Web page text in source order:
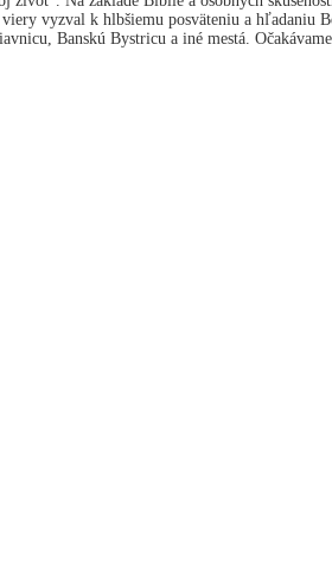
vyzval k hlbšiemu posväteniu a hľadaniu
Banskú Bystricu a iné mestá.